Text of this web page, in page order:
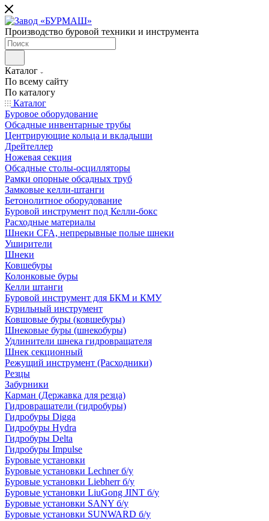
Производство буровой техники и инструмента
Каталог
По всему сайту
По каталогу
Каталог
Буровое оборудование
Обсадные инвентарные трубы
Центрирующие кольца и вкладыши
Дрейтеллер
Ножевая секция
Обсадные столы-осцилляторы
Рамки опорные обсадных труб
Замковые келли-штанги
Бетонолитное оборудование
Буровой инструмент под Келли-бокс
Расходные материалы
Шнеки CFA, непрерывные полые шнеки
Уширители
Шнеки
Ковшебуры
Колонковые буры
Келли штанги
Буровой инструмент для БКМ и КМУ
Бурильный инструмент
Ковшовые буры (ковшебуры)
Шнековые буры (шнекобуры)
Удлинители шнека гидровращателя
Шнек секционный
Режущий инструмент (Расходники)
Резцы
Забурники
Карман (Державка для резца)
Гидровращатели (гидробуры)
Гидробуры Digga
Гидробуры Hydra
Гидробуры Delta
Гидробуры Impulse
Буровые установки
Буровые установки Lechner б/у
Буровые установки Liebherr б/у
Буровые установки LiuGong JINT б/у
Буровые установки SANY б/у
Буровые установки SUNWARD б/у